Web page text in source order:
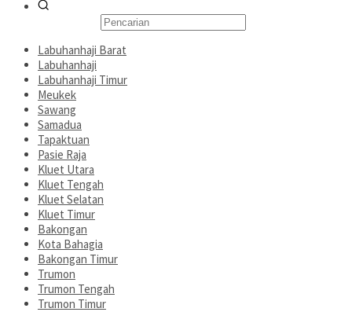
Labuhanhaji Barat
Labuhanhaji
Labuhanhaji Timur
Meukek
Sawang
Samadua
Tapaktuan
Pasie Raja
Kluet Utara
Kluet Tengah
Kluet Selatan
Kluet Timur
Bakongan
Kota Bahagia
Bakongan Timur
Trumon
Trumon Tengah
Trumon Timur